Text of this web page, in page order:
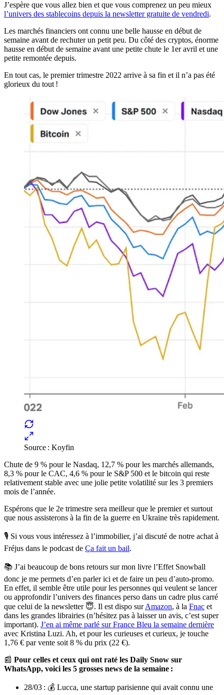
J’espère que vous allez bien et que vous comprenez un peu mieux
l’univers des stablecoins depuis la newsletter gratuite de vendredi.
Les marchés financiers ont connu une belle hausse en début de
semaine avant de rechuter un petit peu. Du côté des cryptos, énorme
hausse en début de semaine avant une petite chute le 1er avril et une
petite remontée depuis.
En tout cas, le premier trimestre 2022 arrive à sa fin et il n’a pas été
glorieux du tout !
Source : Koyfin
Chute de 9 % pour le Nasdaq, 12,7 % pour les marchés allemands,
8,3 % pour le CAC, 4,6 % pour le S&P 500 et le bitcoin qui reste
relativement stable avec une jolie petite volatilité sur les 3 premiers
mois de l’année.
Espérons que le 2e trimestre sera meilleur que le premier et surtout
que nous assisterons à la fin de la guerre en Ukraine très rapidement.
🎙 Si vous vous intéressez à l’immobilier, j’ai discuté de notre achat à
Fréjus dans le podcast de Ça fait un bail.
📚 J’ai beaucoup de bons retours sur mon livre l’Effet Snowball
donc je me permets d’en parler ici et de faire un peu d’auto-promo.
En effet, il semble être utile pour les personnes qui veulent se lancer
ou approfondir l’univers des finances perso dans un cadre plus carré
que celui de la newsletter 😇. Il est dispo surAmazon, à la Fnac et
dans les grandes librairies (n’hésitez pas à laisser un avis, c’est super
important). J’en ai même parlé sur France Bleu la semaine dernière
avec Kristina Luzi. Ah, et pour les curieuses et curieux, je touche
1,76 € par vente soit 8 % du prix (22 €).
📰 Pour celles et ceux qui ont raté les Daily Snow sur
WhatsApp, voici les 5 grosses news de la semaine :
28/03 : 💰 Lucca, une startup parisienne qui avait connu une